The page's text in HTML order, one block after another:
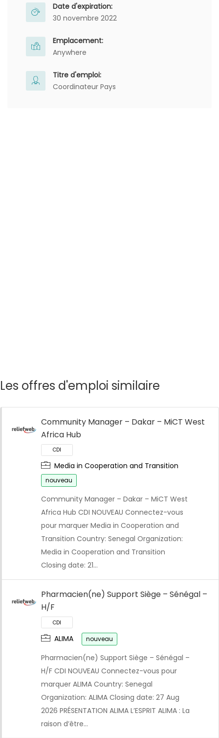
Date d'expiration:
30 novembre 2022
Emplacement:
Anywhere
Titre d'emploi:
Coordinateur Pays
Les offres d'emploi similaire
Community Manager – Dakar – MiCT West
Africa Hub
Media in Cooperation and Transition
nouveau
Community Manager – Dakar – MiCT West
Africa Hub CDI NOUVEAU Connectez-vous
pour marquer Media in Cooperation and
Transition Country: Senegal Organization:
Media in Cooperation and Transition
Closing date: 21…
Pharmacien(ne) Support Siège – Sénégal –
H/F
ALIMA nouveau
Pharmacien(ne) Support Siège – Sénégal –
H/F CDI NOUVEAU Connectez-vous pour
marquer ALIMA Country: Senegal
Organization: ALIMA Closing date: 27 Aug
2026 PRÉSENTATION ALIMA L’ESPRIT ALIMA : La
raison d’être…